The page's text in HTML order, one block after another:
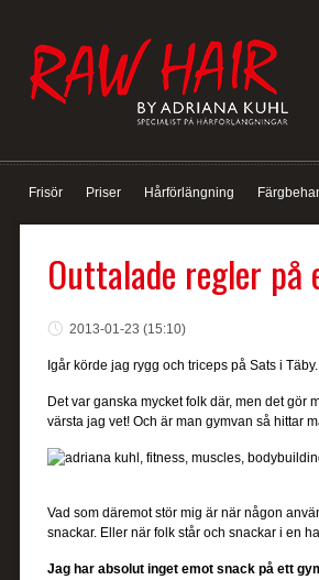
Frisör Priser Hårförlängning
Outtalade regler på
2013-01-23 (15:10)
Igår körde jag rygg och triceps på Sats i
Det var ganska mycket folk där, men det gör
värsta jag vet! Och är man gymvan så hittar
Vad som däremot stör mig är när någon
snackar. Eller när folk står och snackar i en
Jag har absolut inget emot snack på ett